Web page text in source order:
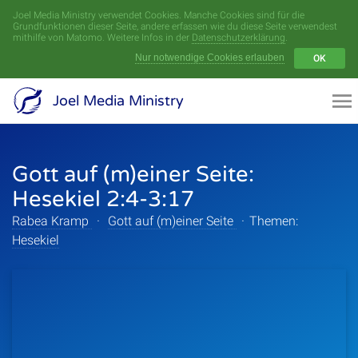
Joel Media Ministry verwendet Cookies. Manche Cookies sind für die
Grundfunktionen dieser Seite, andere erfassen wie du diese Seite verwendest
mithilfe von Matomo. Weitere Infos in der Datenschutzerklärung.
Nur notwendige Cookies erlauben
OK
Joel Media Ministry
Gott auf (m)einer Seite:
Hesekiel 2:4-3:17
Rabea Kramp · Gott auf (m)einer Seite · Themen:
Hesekiel
Menü
Videoarchiv
Serien